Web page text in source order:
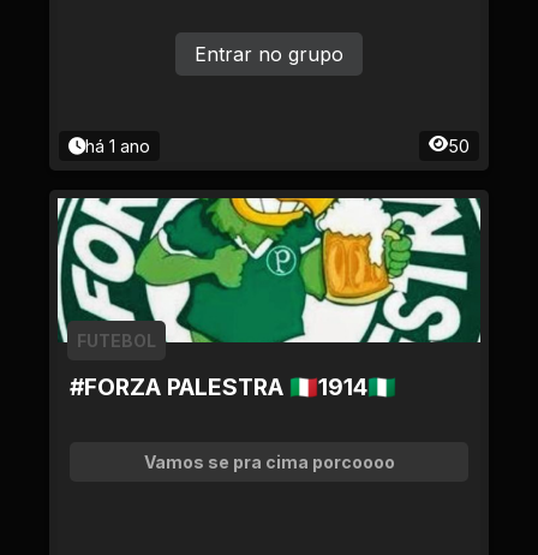
há 1 ano 50
Entrar no grupo
#FORZA PALESTRA 🇮🇹1914🇳🇬
FUTEBOL
Vamos se pra cima porcoooo